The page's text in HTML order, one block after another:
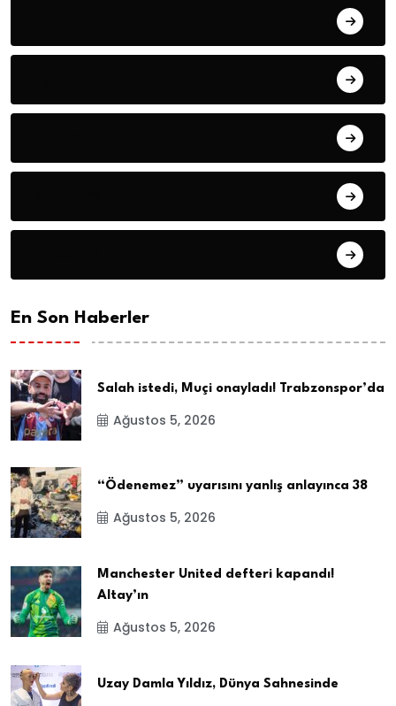
En Son Haberler
Salah istedi, Muçi onayladı! Trabzonspor’da
Ağustos 5, 2026
“Ödenemez” uyarısını yanlış anlayınca 38
Ağustos 5, 2026
Manchester United defteri kapandı!
Altay’ın
Ağustos 5, 2026
Uzay Damla Yıldız, Dünya Sahnesinde